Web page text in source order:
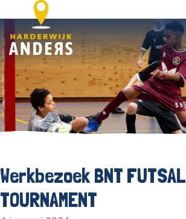
Werkbezoek BNT FUTSAL
TOURNAMENT